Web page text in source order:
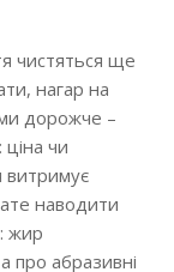
чистяться ще
нагар на
дорожче –
чи
витримує
наводити
жир
про абразивні